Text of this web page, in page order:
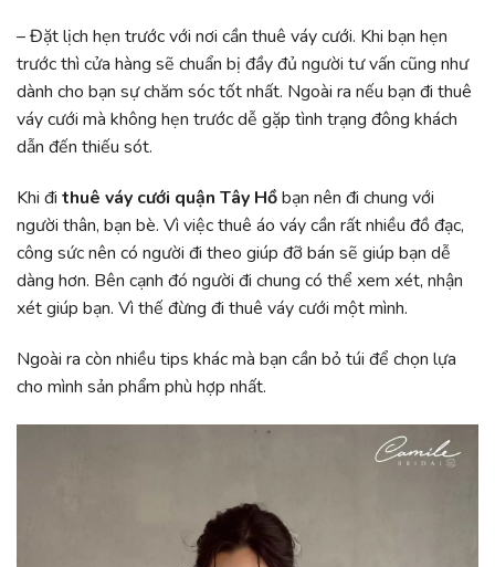
– Đặt lịch hẹn trước với nơi cần thuê váy cưới. Khi bạn hẹn
trước thì cửa hàng sẽ chuẩn bị đầy đủ người tư vấn cũng như
dành cho bạn sự chăm sóc tốt nhất. Ngoài ra nếu bạn đi thuê
váy cưới mà không hẹn trước dễ gặp tình trạng đông khách
dẫn đến thiếu sót.
Khi đi thuê váy cưới quận Tây Hồbạn nên đi chung với
người thân, bạn bè. Vì việc thuê áo váy cần rất nhiều đồ đạc,
công sức nên có người đi theo giúp đỡ bán sẽ giúp bạn dễ
dàng hơn. Bên cạnh đó người đi chung có thể xem xét, nhận
xét giúp bạn. Vì thế đừng đi thuê váy cưới một mình.
Ngoài ra còn nhiều tips khác mà bạn cần bỏ túi để chọn lựa
cho mình sản phẩm phù hợp nhất.